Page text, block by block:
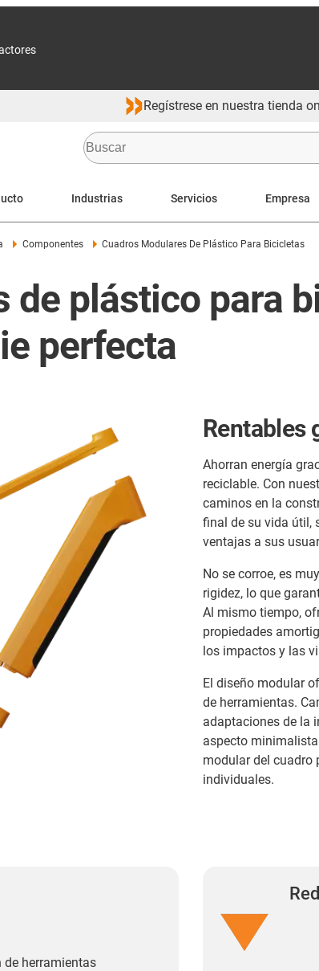
Regístrese en nuestra tienda
Industrias Servicios Empresa
Componentes Cuadros Modulares De Plástico Para Bicicletas
de plástico para
perfecta
Rentables
Ahorran energía
reciclable. Con
caminos en la
final de su vida útil,
ventajas a sus
No se corroe, es
rigidez, lo que
Al mismo tiempo,
propiedades
los impactos y las
El diseño modular
de herramientas.
adaptaciones de la
aspecto
modular del cuadro
individuales.​
herramientas